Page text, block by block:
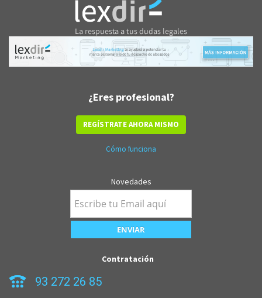
¿Eres profesional?
REGÍSTRATE AHORA MISMO
Cómo funciona
Novedades
Contratación
93 272 26 85